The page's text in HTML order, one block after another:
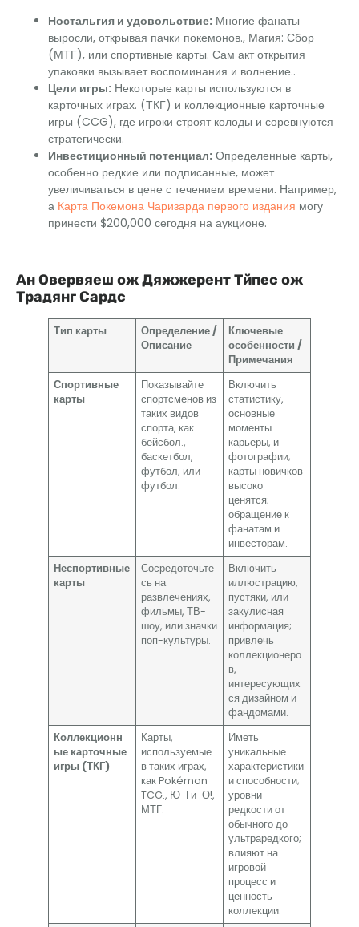
Ностальгия и удовольствие: Многие фанаты
выросли, открывая пачки покемонов., Магия: Сбор
(МТГ), или спортивные карты. Сам акт открытия
упаковки вызывает воспоминания и волнение..
Цели игры: Некоторые карты используются в
карточных играх. (ТКГ) и коллекционные карточные
игры (CCG), где игроки строят колоды и соревнуются
стратегически.
Инвестиционный потенциал: Определенные карты,
особенно редкие или подписанные, может
увеличиваться в цене с течением времени. Например,
а Карта Покемона Чаризарда первого издания могу
принести $200,000 сегодня на аукционе.
АнОвервяеш ожДяжжерентТйпес ож
ТрадянгСардс
Тип карты
Определение /
Описание
Ключевые
особенности /
Примечания
Спортивные
карты
Показывайте
спортсменов из
таких видов
спорта, как
бейсбол.,
баскетбол,
футбол, или
футбол.
Включить
статистику,
основные
моменты
карьеры, и
фотографии;
карты новичков
высоко
ценятся;
обращение к
фанатам и
инвесторам.
Неспортивные
карты
Сосредоточьте
сь на
развлечениях,
фильмы, ТВ-
шоу, или значки
поп-культуры.
Включить
иллюстрацию,
пустяки, или
закулисная
информация;
привлечь
коллекционеро
в,
интересующих
ся дизайном и
фандомами.
Коллекционн
ые карточные
игры (ТКГ)
Карты,
используемые
в таких играх,
как Pokémon
TCG., Ю-Ги-О!,
МТГ.
Иметь
уникальные
характеристики
и способности;
уровни
редкости от
обычного до
ультраредкого;
влияют на
игровой
процесс и
ценность
коллекции.